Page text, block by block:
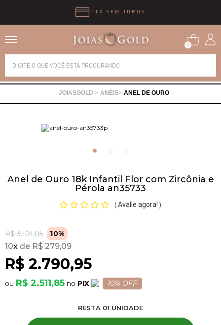
10X SEM JUROS
0
ANÉIS ANEL DE OURO
Anel de Ouro 18k Infantil Flor com Zircônia e
Pérola an35733
( Avalie agora! )
R$ 3.101,05 10%
R$ 2.790,95
10x R$ 279,09
R$ 2.511,85 PIX 10% OFF
RESTA 01 UNIDADE
Alianças
Brincos
Pulseiras
Piercing
Pedras Preciosas